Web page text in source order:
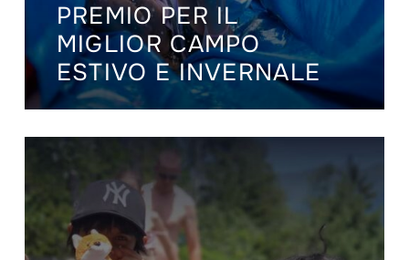
PREMIO PER IL
MIGLIOR CAMPO
ESTIVO E INVERNALE